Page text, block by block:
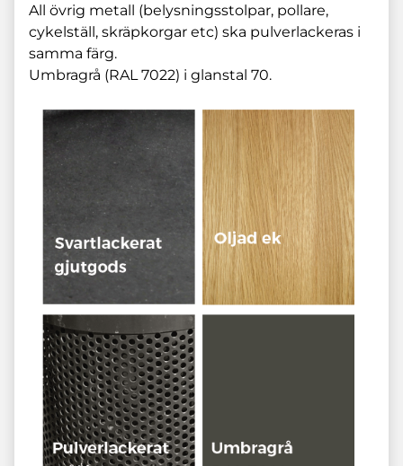
All övrig metall (belysningsstolpar, pollare,
cykelställ, skräpkorgar etc) ska pulverlackeras i
samma färg.
Umbragrå (RAL 7022) i glanstal 70.